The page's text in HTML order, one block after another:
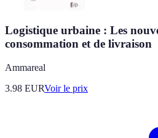
Logistique urbaine : Les
consommation et de livraison
Ammareal
3.98 EURVoir le prix